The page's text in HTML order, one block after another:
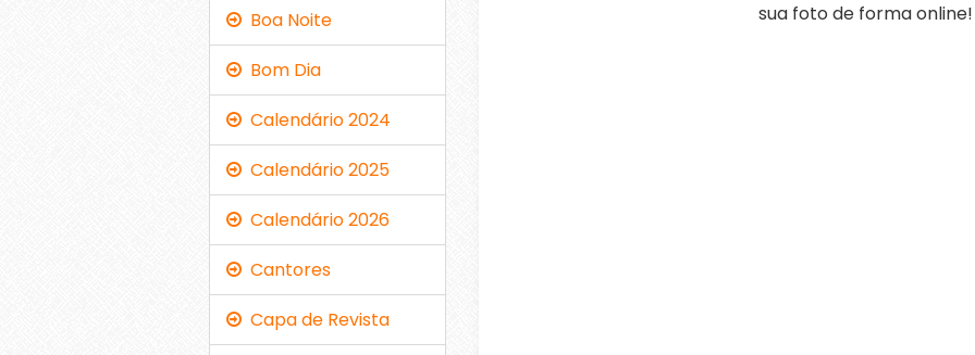
sua foto de forma online!
Boa Noite
Bom Dia
Calendário 2024
Calendário 2025
Calendário 2026
Cantores
Capa de Revista